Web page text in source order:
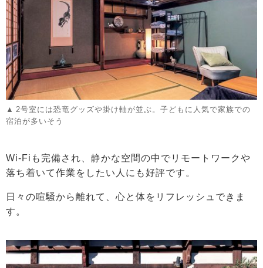
2号室には恐竜グッズや掛け軸が並ぶ。子どもに人気で家族での
宿泊が多いそう
Wi-Fiも完備され、静かな空間の中でリモートワークや
落ち着いて作業をしたい人にも好評です。
日々の喧騒から離れて、心と体をリフレッシュできま
す。